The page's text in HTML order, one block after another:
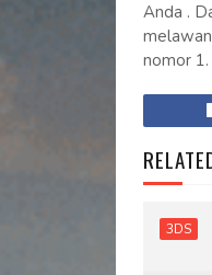
Anda .
nomor 1.
3DS